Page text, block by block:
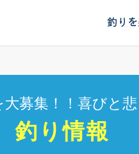
釣り
募集！！喜びと
釣り情報